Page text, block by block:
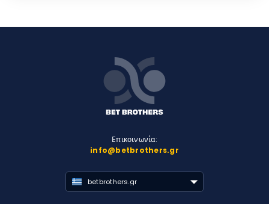
Επικοινωνία:
info@betbrothers.gr
betbrothers.gr